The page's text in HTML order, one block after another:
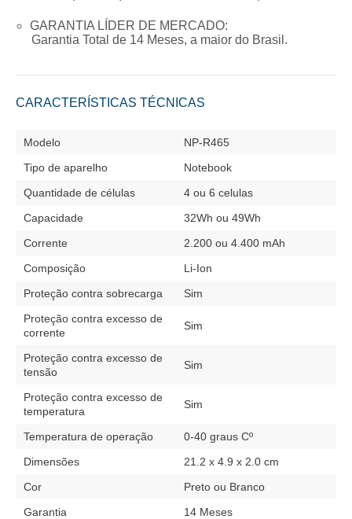
GARANTIA LÍDER DE MERCADO:
Garantia Total de 14 Meses, a maior do Brasil.
CARACTERÍSTICAS TÉCNICAS
Modelo
NP-R465
Tipo de aparelho
Notebook
Quantidade de células
4 ou 6 celulas
Capacidade
32Wh ou 49Wh
Corrente
2.200 ou 4.400 mAh
Composição
Li-Ion
Proteção contra sobrecarga
Sim
Proteção contra excesso de
corrente
Sim
Proteção contra excesso de
tensão
Sim
Proteção contra excesso de
temperatura
Sim
Temperatura de operação
0-40 graus Cº
Dimensões
21.2 x 4.9 x 2.0 cm
Cor
Preto ou Branco
Garantia
14 Meses